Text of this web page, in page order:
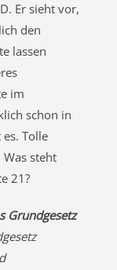
Er sieht vor,
den
lassen
im
schon in
Tolle
steht
21?
Grundgesetz